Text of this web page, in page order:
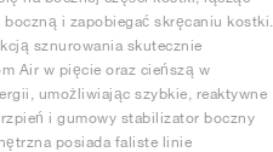
i zapobiegać skręcaniu kostki.
sznurowania skutecznie
Air w pięcie oraz cieńszą w
umożliwiając szybkie, reaktywne
i gumowy stabilizator boczny
posiada faliste linie